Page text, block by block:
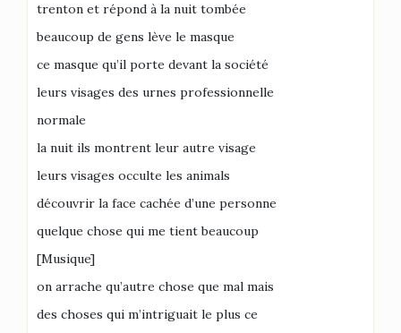
trenton et répond à la nuit tombée
beaucoup de gens lève le masque
ce masque qu’il porte devant la société
leurs visages des urnes professionnelle
normale
la nuit ils montrent leur autre visage
leurs visages occulte les animals
découvrir la face cachée d’une personne
quelque chose qui me tient beaucoup
[Musique]
on arrache qu’autre chose que mal mais
des choses qui m’intriguait le plus ce